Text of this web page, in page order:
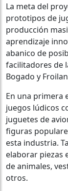
La meta del
prototipos de
producción
aprendizaje
abanico de
facilitadores de
Bogado y
En una primera
juegos lúdicos
juguetes de
figuras
esta industria.
elaborar piezas
de animales,
otros.